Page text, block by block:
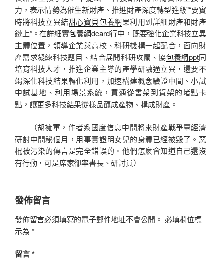
力，表示情勢為催生新財產、推進財產深度轉型進級”“要實
時將科技立異結甜心寶貝包養網果利用到詳細財產和財產
鏈上”。在詳細實包養網dcard行中，既要強化企業科技立異
主體位置，領導企業與高校、科研機構一起配合，面向財
產需求凝練科技題目、結合展開科研攻關、協包養網ppt同
培育科技人才，推進企業主導的產學研融通立異，還要不
竭深化科技結果轉化利用，加速構建概念驗證中間、小試
中試基地、利用場景系統，買通從書架到貨架的堵點卡
點，讓更多科技結果從樣品釀成產物、構成財產。
（胡擁軍， 作者系國度信息中間將來財產戰爭臺經濟
研討中間秘個月，用事實證明女兒的身體已經被毀了。惡
棍被污染的傳言是完全錯誤的。他們怎麼會知道自己還沒
有行動，可是席家卻率書長、研討員）
發佈留言
發佈留言必須填寫的電子郵件地址不會公開。 必填欄位標
示為 *
留言*